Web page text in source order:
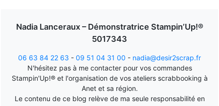
Nadia Lanceraux – Démonstratrice Stampin’Up!®
5017343
06 63 84 22 63 - 09 51 04 31 00 - nadia@desir2scrap.fr
N'hésitez pas à me contacter pour vos commandes
Stampin'Up!® et l'organisation de vos ateliers scrabbooking à
Anet et sa région.
Le contenu de ce blog relève de ma seule responsabilité en